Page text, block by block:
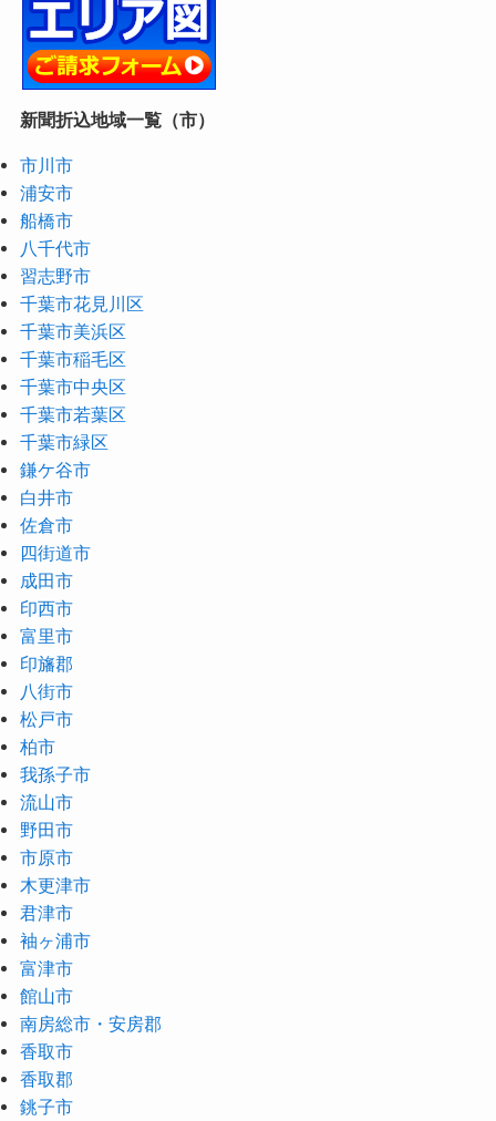
新聞折込地域一覧（市）
市川市
浦安市
船橋市
八千代市
習志野市
千葉市花見川区
千葉市美浜区
千葉市稲毛区
千葉市中央区
千葉市若葉区
千葉市緑区
鎌ケ谷市
白井市
佐倉市
四街道市
成田市
印西市
富里市
印旛郡
八街市
松戸市
柏市
我孫子市
流山市
野田市
市原市
木更津市
君津市
袖ヶ浦市
富津市
館山市
南房総市・安房郡
香取市
香取郡
銚子市